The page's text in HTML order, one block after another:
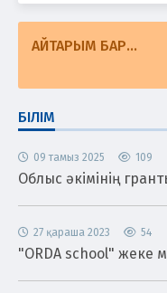
АЙТАРЫМ БАР...
БІЛІМ
09 тамыз 2025 109
Облыс әкімінің
27 қараша 2023 54
"ORDA school" жеке